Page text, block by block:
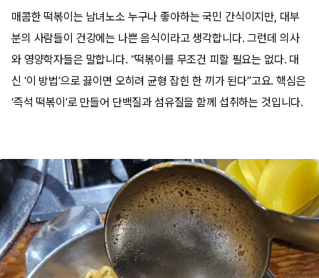
매콤한 떡볶이는 남녀노소 누구나 좋아하는 국민 간식이지만, 대부
분의 사람들이 건강에는 나쁜 음식이라고 생각합니다. 그런데 의사
와 영양학자들은 말합니다. “떡볶이를 무조건 피할 필요는 없다. 대
신 ‘이 방법’으로 끓이면 오히려 균형 잡힌 한 끼가 된다”고요. 핵심은
‘즉석 떡볶이’로 만들어 단백질과 섬유질을 함께 섭취하는 것입니다.